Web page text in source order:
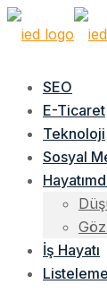
SEO
E-Ticaret
Teknoloji
Sosyal
İş Hayatı